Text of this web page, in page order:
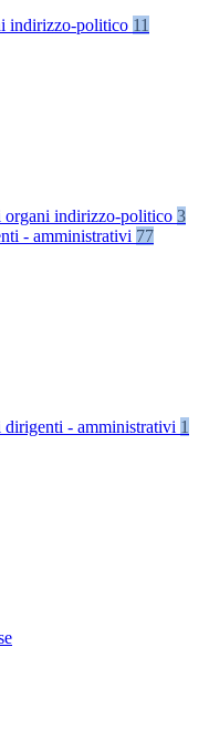
indirizzo-politico 11
organi indirizzo-politico 3
- amministrativi 77
dirigenti - amministrativi 1